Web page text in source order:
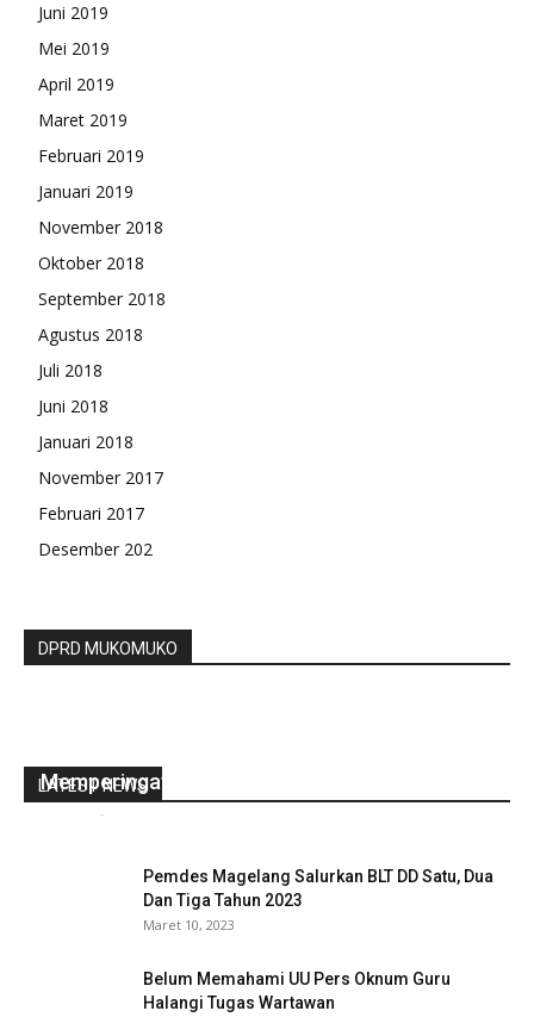
Juni 2019
Mei 2019
April 2019
Maret 2019
Februari 2019
Januari 2019
November 2018
Oktober 2018
September 2018
Agustus 2018
Juli 2018
Juni 2018
Januari 2018
November 2017
Februari 2017
Desember 202
DPRD MUKOMUKO
LATEST NEWS
Memperingati Hari Guru Nasional ke 77
-
Pemdes Magelang Salurkan BLT DD Satu, Dua
Dan Tiga Tahun 2023
Maret 10, 2023
Belum Memahami UU Pers Oknum Guru
Halangi Tugas Wartawan